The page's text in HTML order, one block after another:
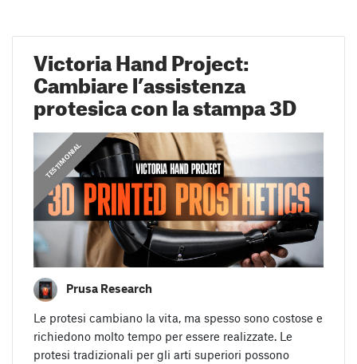
Victoria Hand Project:
Cambiare l’assistenza
protesica con la stampa 3D
PRUSA STORIES
TESTIMONIAL
Prusa Research
Le protesi cambiano la vita, ma spesso sono costose e
richiedono molto tempo per essere realizzate. Le
protesi tradizionali per gli arti superiori possono